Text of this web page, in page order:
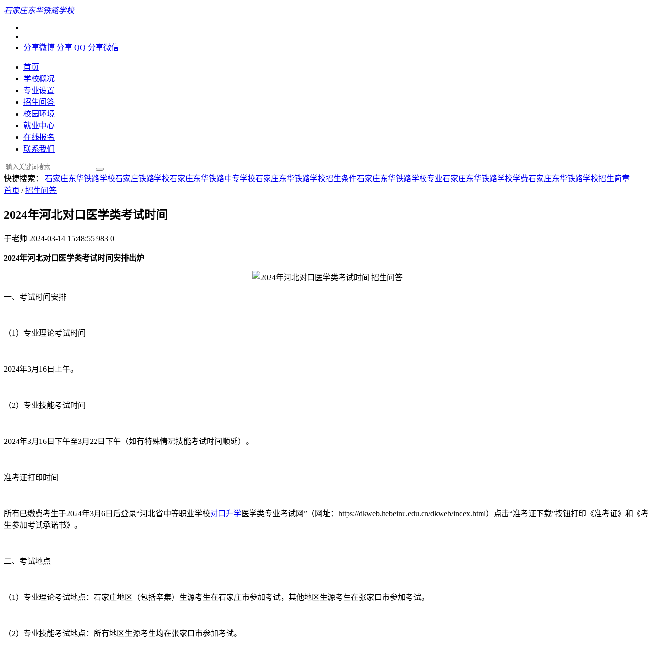
石家庄东华铁路学校
分享微博 分享 QQ 分享微信
首页
学校概况
专业设置
招生问答
校园环境
就业中心
在线报名
联系我们
快捷搜索： 石家庄东华铁路学校石家庄铁路学校石家庄东华铁路中专学校石家庄东华铁路学校招生条件石家庄东华铁路学校专业石家庄东华铁路学校学费石家庄东华铁路学校招生简章
首页 /招生问答
2024年河北对口医学类考试时间
于老师 2024-03-14 15:48:55 983 0
2024年河北对口医学类考试时间安排出炉
一、考试时间安排
（1）专业理论考试时间
2024年3月16日上午。
（2）专业技能考试时间
2024年3月16日下午至3月22日下午（如有特殊情况技能考试时间顺延）。
准考证打印时间
所有已缴费考生于2024年3月6日后登录“河北省中等职业学校对口升学医学类专业考试网”（网址：https://dkweb.hebeinu.edu.cn/dkweb/index.html）点击“准考证下载”按钮打印《准考证》和《考
生参加考试承诺书》。
二、考试地点
（1）专业理论考试地点：石家庄地区（包括辛集）生源考生在石家庄市参加考试，其他地区生源考生在张家口市参加考试。
（2）专业技能考试地点：所有地区生源考生均在张家口市参加考试。